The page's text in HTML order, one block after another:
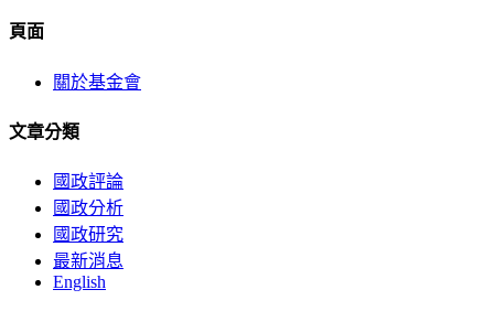
頁面
關於基金會
文章分類
國政評論
國政分析
國政研究
最新消息
English